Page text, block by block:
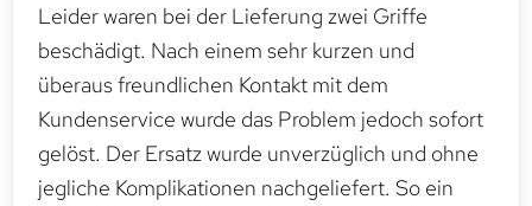
Leider waren bei der Lieferung zwei Griffe
beschädigt. Nach einem sehr kurzen und
überaus freundlichen Kontakt mit dem
Kundenservice wurde das Problem jedoch sofort
gelöst. Der Ersatz wurde unverzüglich und ohne
jegliche Komplikationen nachgeliefert. So ein